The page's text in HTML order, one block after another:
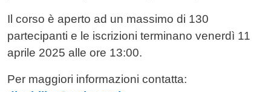
Il corso è aperto ad un massimo di 130
partecipanti e le iscrizioni terminano venerdì 11
aprile 2025 alle ore 13:00.
Per maggiori informazioni contatta: